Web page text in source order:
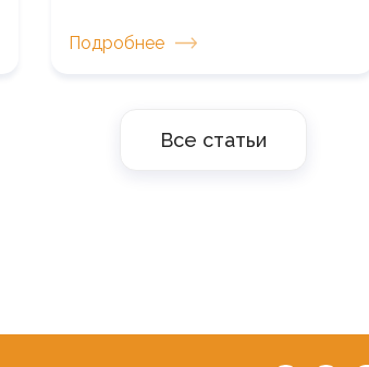
Подробнее
Все статьи